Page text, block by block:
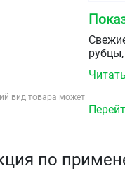
вид товара может
по